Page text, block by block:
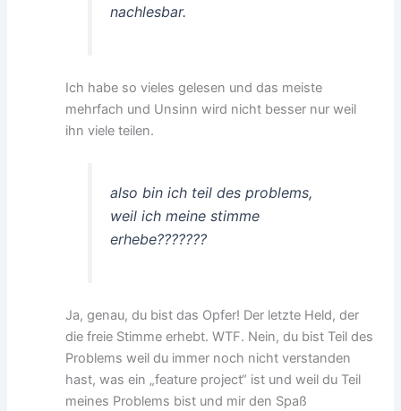
nachlesbar.
Ich habe so vieles gelesen und das meiste
mehrfach und Unsinn wird nicht besser nur weil
ihn viele teilen.
also bin ich teil des problems,
weil ich meine stimme
erhebe???????
Ja, genau, du bist das Opfer! Der letzte Held, der
die freie Stimme erhebt. WTF. Nein, du bist Teil des
Problems weil du immer noch nicht verstanden
hast, was ein „feature project“ ist und weil du Teil
meines Problems bist und mir den Spaß